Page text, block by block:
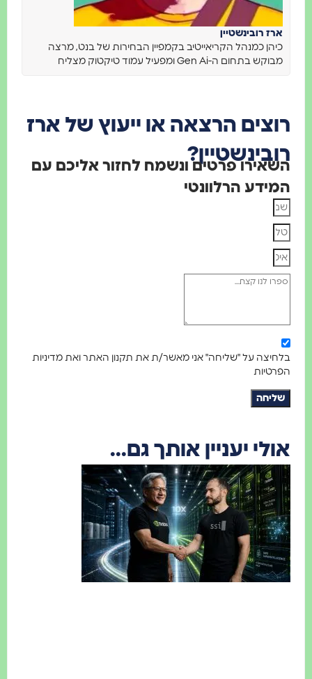
ארז רובינשטיין
כיהן כמנהל הקריאייטיב בקמפיין הבחירות של בנט, מרצה
מבוקש בתחום ה-Gen Ai ומפעיל עמוד טיקטוק מצליח
הרצאה או ייעוץ של ארז
פרטים ונשמח לחזור אליכם עם
הרלוונטי
על "שליחה" אני מאשר/ת את תקנון האתר ואת מדיניות
יעניין אותך גם...